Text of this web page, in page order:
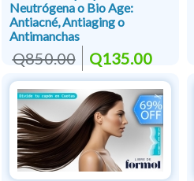
Neutrógena o Bio Age:
Antiacné, Antiaging o
Antimanchas
Q850.00 Q135.00